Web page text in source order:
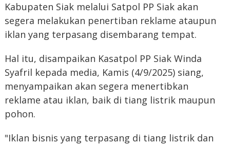
Kabupaten Siak melalui Satpol PP Siak akan
segera melakukan penertiban reklame ataupun
iklan yang terpasang disembarang tempat.
Hal itu, disampaikan Kasatpol PP Siak Winda
Syafril kepada media, Kamis (4/9/2025) siang,
menyampaikan akan segera menertibkan
reklame atau iklan, baik di tiang listrik maupun
pohon.
"Iklan bisnis yang terpasang di tiang listrik dan